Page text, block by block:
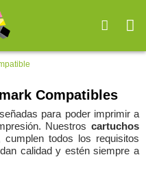
Compatibles
para poder imprimir a
Nuestros cartuchos
cumplen todos los requisitos
calidad y estén siempre a